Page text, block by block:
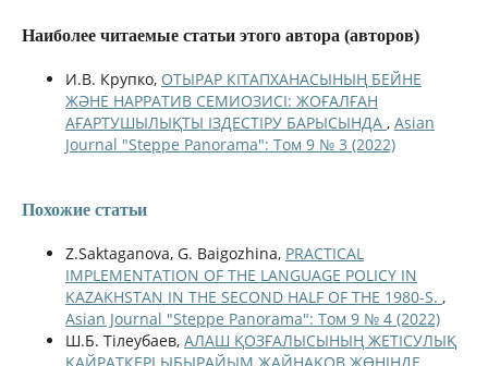
Наиболее читаемые статьи этого автора (авторов)
И.В. Крупко, ОТЫРАР КІТАПХАНАСЫНЫҢ БЕЙНЕ
ЖӘНЕ НАРРАТИВ СЕМИОЗИСІ: ЖОҒАЛҒАН
АҒАРТУШЫЛЫҚТЫ ІЗДЕСТІРУ БАРЫСЫНДА , Asian
Journal "Steppe Panorama": Том 9 № 3 (2022)
Похожие статьи
Z.Saktaganova, G. Baigozhina, PRACTICAL
IMPLEMENTATION OF THE LANGUAGE POLICY IN
KAZAKHSTAN IN THE SECOND HALF OF THE 1980-S. ,
Asian Journal "Steppe Panorama": Том 9 № 4 (2022)
Ш.Б. Тілеубаев, АЛАШ ҚОЗҒАЛЫСЫНЫҢ ЖЕТІСУЛЫҚ